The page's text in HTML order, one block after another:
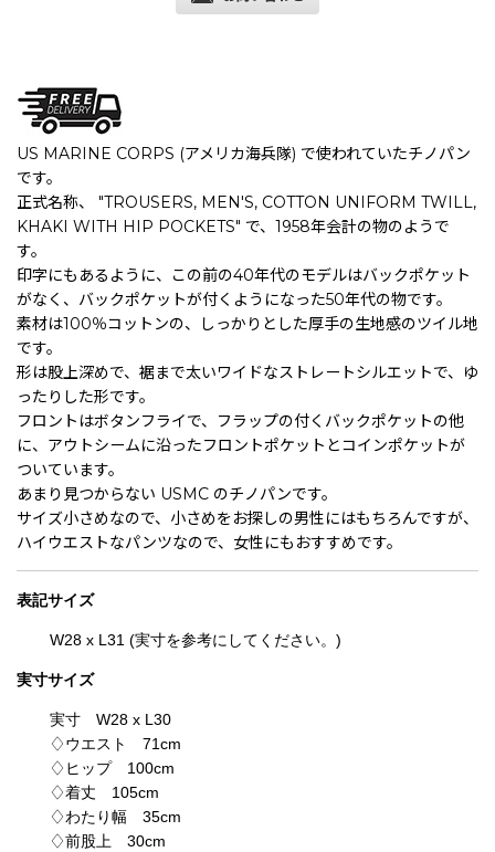
US MARINE CORPS (アメリカ海兵隊) で使われていたチノパン
です。
正式名称、 "TROUSERS, MEN'S, COTTON UNIFORM TWILL,
KHAKI WITH HIP POCKETS" で、1958年会計の物のようで
す。
印字にもあるように、この前の40年代のモデルはバックポケット
がなく、バックポケットが付くようになった50年代の物です。
素材は100％コットンの、しっかりとした厚手の生地感のツイル地
です。
形は股上深めで、裾まで太いワイドなストレートシルエットで、ゆ
ったりした形です。
フロントはボタンフライで、フラップの付くバックポケットの他
に、アウトシームに沿ったフロントポケットとコインポケットが
ついています。
あまり見つからない USMC のチノパンです。
サイズ小さめなので、小さめをお探しの男性にはもちろんですが、
ハイウエストなパンツなので、女性にもおすすめです。
表記サイズ
W28 x L31 (実寸を参考にしてください。)
実寸サイズ
実寸 W28 x L30
♢ウエスト 71cm
♢ヒップ 100cm
♢着丈 105cm
♢わたり幅 35cm
♢前股上 30cm